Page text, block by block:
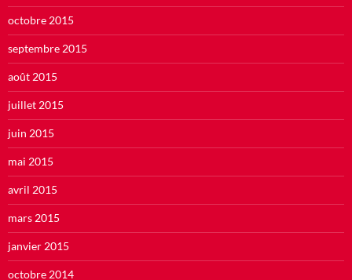
octobre 2015
septembre 2015
août 2015
juillet 2015
juin 2015
mai 2015
avril 2015
mars 2015
janvier 2015
octobre 2014